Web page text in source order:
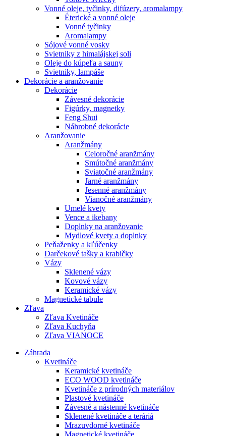
Vonné oleje, tyčinky, difúzery, aromalampy
Éterické a vonné oleje
Vonné tyčinky
Aromalampy
Sójové vonné vosky
Svietniky z himalájskej soli
Oleje do kúpeľa a sauny
Svietniky, lampáše
Dekorácie a aranžovanie
Dekorácie
Závesné dekorácie
Figúrky, magnetky
Feng Shui
Náhrobné dekorácie
Aranžovanie
Aranžmány
Celoročné aranžmány
Smútočné aranžmány
Sviatočné aranžmány
Jarné aranžmány
Jesenné aranžmány
Vianočné aranžmány
Umelé kvety
Vence a ikebany
Doplnky na aranžovanie
Mydlové kvety a doplnky
Peňaženky a kľúčenky
Darčekové tašky a krabičky
Vázy
Sklenené vázy
Kovové vázy
Keramické vázy
Magnetické tabule
Zľava
Zľava Kvetináče
Zľava Kuchyňa
Zľava VIANOCE
Záhrada
Kvetináče
Keramické kvetináče
ECO WOOD kvetináče
Kvetináče z prírodných materiálov
Plastové kvetináče
Závesné a nástenné kvetináče
Sklenené kvetináče a teráriá
Mrazuvdorné kvetináče
Magnetické kvetináče